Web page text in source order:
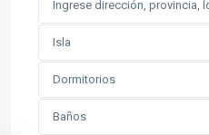
Isla
Dormitorios
Baños